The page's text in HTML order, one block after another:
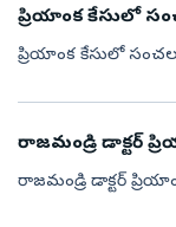
రాజమండ్రి డాక్టర్
రాజమండ్రి డాక్టర్